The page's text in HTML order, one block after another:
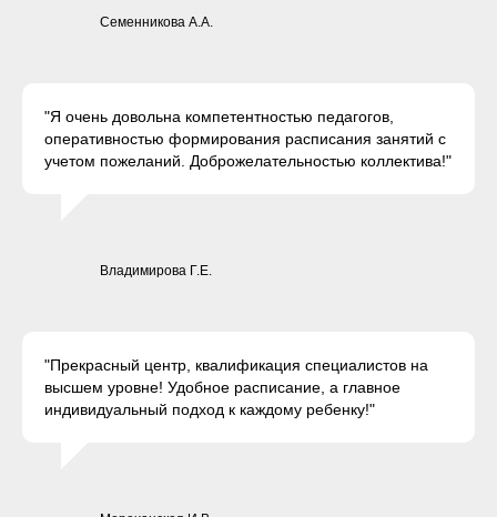
Семенникова А.А.
"Я очень довольна компетентностью педагогов,
оперативностью формирования расписания занятий с
учетом пожеланий. Доброжелательностью коллектива!"
Владимирова Г.Е.
"Прекрасный центр, квалификация специалистов на
высшем уровне! Удобное расписание, а главное
индивидуальный подход к каждому ребенку!"